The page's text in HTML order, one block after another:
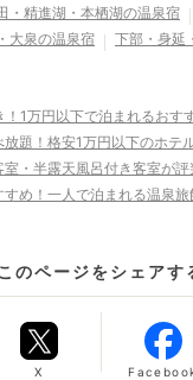
・精進湖・本栖湖の温泉宿
大泉の温泉宿
下部・身延
1万円以下で泊まれるおす
題！格安1万円以下のホテ
・半露天風呂付き客室が
め！一人で泊まれる温泉
のページをシェアす
X